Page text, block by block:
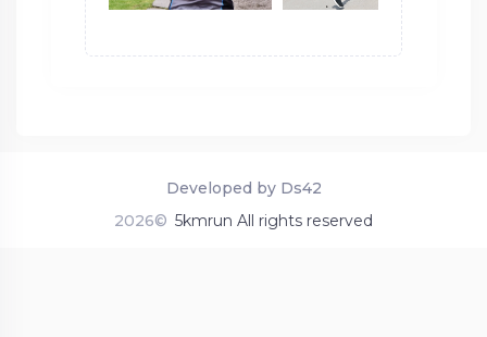
2026© 5kmrun All rights reserved
Developed by Ds42